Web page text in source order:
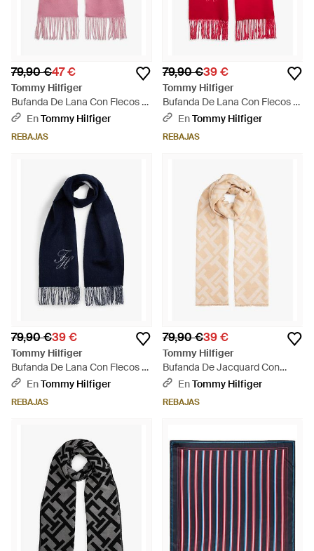
79,90 €47 €
Tommy Hilfiger
Bufanda De Lana Con Flecos Y
Logo - Rosa
EnTommy Hilfiger
REBAJAS
79,90 €39 €
Tommy Hilfiger
Bufanda De Lana Con Flecos Y
Logo - Rojo
EnTommy Hilfiger
REBAJAS
79,90 €39 €
Tommy Hilfiger
Bufanda De Lana Con Flecos Y
Logo - Azul
EnTommy Hilfiger
REBAJAS
79,90 €39 €
Tommy Hilfiger
Bufanda De Jacquard Con
Monograma Th - Neutro
EnTommy Hilfiger
REBAJAS